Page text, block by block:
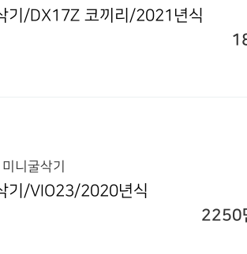
기/DX17Z 코끼리/2021년식
니굴삭기
기/VIO23/2020년식
2250